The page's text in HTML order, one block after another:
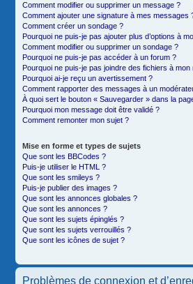
Comment modifier ou supprimer un message ?
Comment ajouter une signature à mes messages
Comment créer un sondage ?
Pourquoi ne puis-je pas ajouter plus d’options à
Comment modifier ou supprimer un sondage ?
Pourquoi ne puis-je pas accéder à un forum ?
Pourquoi ne puis-je pas joindre des fichiers à mon
Pourquoi ai-je reçu un avertissement ?
Comment rapporter des messages à un
À quoi sert le bouton « Sauvegarder » dans la
Pourquoi mon message doit être validé ?
Comment remonter mon sujet ?
Mise en forme et types de sujets
Que sont les BBCodes ?
Puis-je utiliser le HTML ?
Que sont les smileys ?
Puis-je publier des images ?
Que sont les annonces globales ?
Que sont les annonces ?
Que sont les sujets épinglés ?
Que sont les sujets verrouillés ?
Que sont les icônes de sujet ?
Problèmes de connexion et